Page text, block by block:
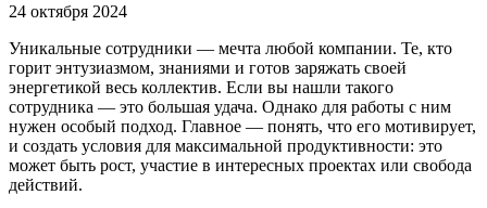
24 октября 2024
Уникальные сотрудники — мечта любой компании. Те, кто
горит энтузиазмом, знаниями и готов заряжать своей
энергетикой весь коллектив. Если вы нашли такого
сотрудника — это большая удача. Однако для работы с ним
нужен особый подход. Главное — понять, что его мотивирует,
и создать условия для максимальной продуктивности: это
может быть рост, участие в интересных проектах или свобода
действий.